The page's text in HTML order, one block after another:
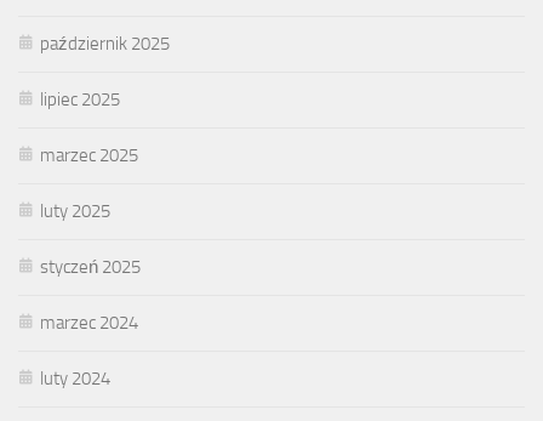
październik 2025
lipiec 2025
marzec 2025
luty 2025
styczeń 2025
marzec 2024
luty 2024